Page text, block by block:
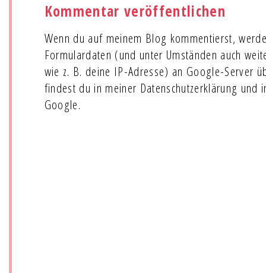
Kommentar veröffentlichen
Wenn du auf meinem Blog kommentierst,
Formulardaten (und unter Umständen auch
wie z. B. deine IP-Adresse) an Google-Server
findest du in meiner Datenschutzerklärung und
Google.